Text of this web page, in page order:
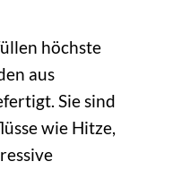
höchste
aus
Sie sind
wie Hitze,